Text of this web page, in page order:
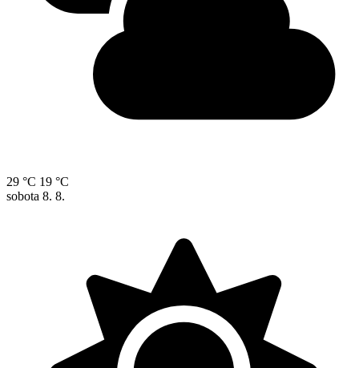
29 °C 19 °C
sobota 8. 8.